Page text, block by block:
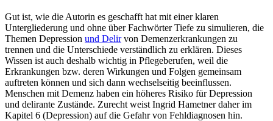
Gut ist, wie die Autorin es geschafft hat mit einer klaren
Untergliederung und ohne über Fachwörter Tiefe zu simulieren, die
Themen Depression und Delirvon Demenzerkrankungen zu
trennen und die Unterschiede verständlich zu erklären. Dieses
Wissen ist auch deshalb wichtig in Pflegeberufen, weil die
Erkrankungen bzw. deren Wirkungen und Folgen gemeinsam
auftreten können und sich dann wechselseitig beeinflussen.
Menschen mit Demenz haben ein höheres Risiko für Depression
und delirante Zustände. Zurecht weist Ingrid Hametner daher im
Kapitel 6 (Depression) auf die Gefahr von Fehldiagnosen hin.